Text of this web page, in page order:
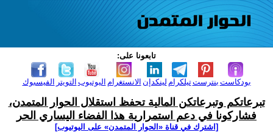
تابعونا على:
الفيسبوك التويتر اليوتيوب الانستغرام لينكدإن تيلكرامبنترست بودكاست
تبرعاتكم وتبرعاتكن المالية تحفظ استقلال الحوار المتمدن،
فشاركونا في دعم استمرارية هذا الفضاء اليساري الحر
[اشترك في قناة ‫«الحوار المتمدن» على اليوتيوب]